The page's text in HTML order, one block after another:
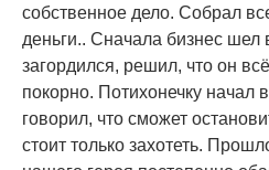
собственное дело. Собрал
деньги.. Сначала бизнес шел
загордился, решил, что он
покорно. Потихонечку начал
говорил, что сможет
стоит только захотеть.